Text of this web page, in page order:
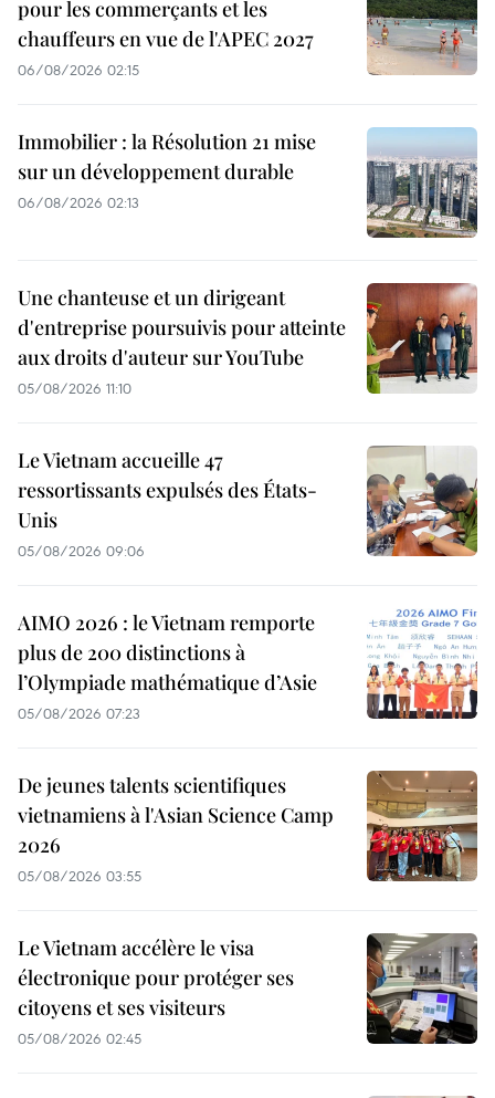
pour les commerçants et les
chauffeurs en vue de l'APEC 2027
06/08/2026 02:15
Immobilier : la Résolution 21 mise
sur un développement durable
06/08/2026 02:13
Une chanteuse et un dirigeant
d'entreprise poursuivis pour atteinte
aux droits d'auteur sur YouTube
05/08/2026 11:10
Le Vietnam accueille 47
ressortissants expulsés des États-
Unis
05/08/2026 09:06
AIMO 2026 : le Vietnam remporte
plus de 200 distinctions à
l’Olympiade mathématique d’Asie
05/08/2026 07:23
De jeunes talents scientifiques
vietnamiens à l'Asian Science Camp
2026
05/08/2026 03:55
Le Vietnam accélère le visa
électronique pour protéger ses
citoyens et ses visiteurs
05/08/2026 02:45